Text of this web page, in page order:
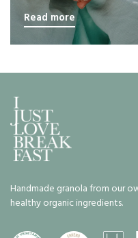
Read more
Handmade granola from our
healthy organic ingredients.